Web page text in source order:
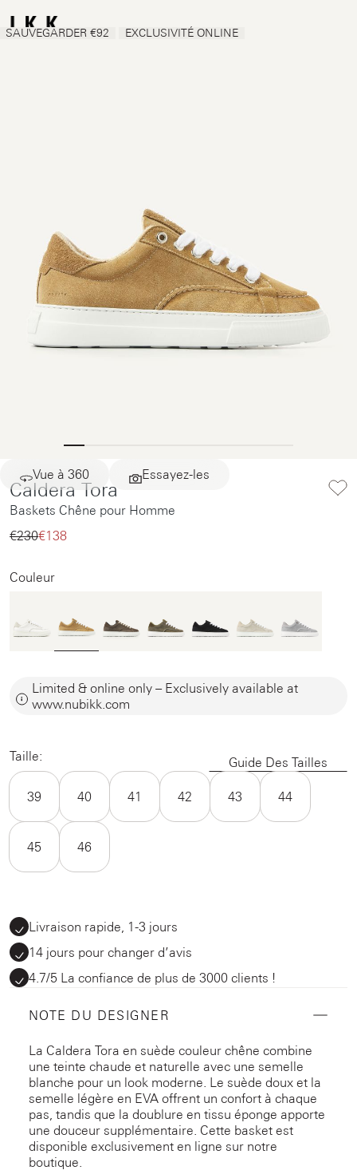
Vue à 360 Essayez-les
SAUVEGARDER €92 EXCLUSIVITÉ ONLINE
Caldera Tora
Baskets Chêne pour Homme
€230‌€138‌
Couleur
Limited & online only – Exclusively available at
www.nubikk.com
Taille: Guide Des Tailles
39 40 41 42 43 44
45 46
Livraison rapide, 1-3 jours
14 jours pour changer d’avis
4.7/5 La confiance de plus de 3000 clients !
NOTE DU DESIGNER
La Caldera Tora en suède couleur chêne combine
une teinte chaude et naturelle avec une semelle
blanche pour un look moderne. Le suède doux et la
semelle légère en EVA offrent un confort à chaque
pas, tandis que la doublure en tissu éponge apporte
une douceur supplémentaire. Cette basket est
disponible exclusivement en ligne sur notre
boutique.